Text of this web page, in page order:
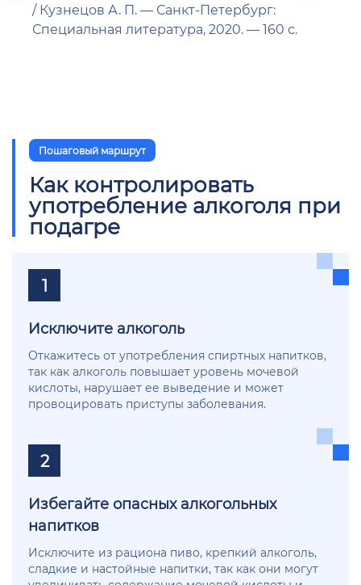
/ Кузнецов А. П. — Санкт-Петербург:
Специальная литература, 2020. — 160 с.
Пошаговый маршрут
Как контролировать
употребление алкоголя при
подагре
1
Исключите алкоголь
Откажитесь от употребления спиртных напитков,
так как алкоголь повышает уровень мочевой
кислоты, нарушает ее выведение и может
провоцировать приступы заболевания.
2
Избегайте опасных алкогольных
напитков
Исключите из рациона пиво, крепкий алкоголь,
сладкие и настойные напитки, так как они могут